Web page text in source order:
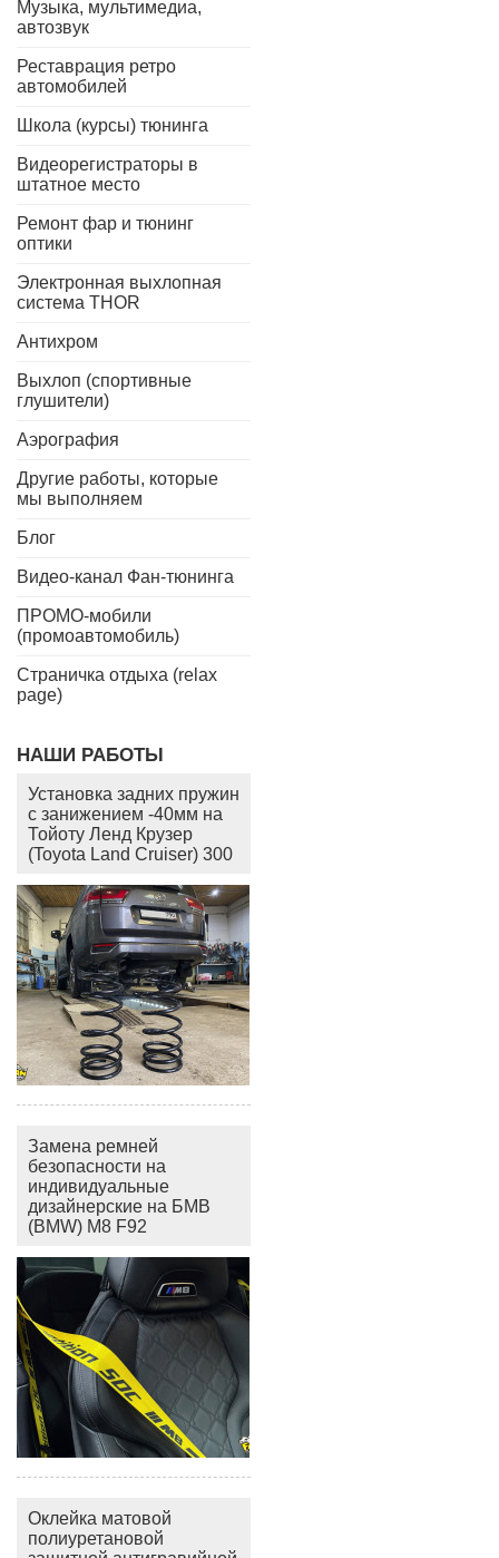
Музыка, мультимедиа,
автозвук
Реставрация ретро
автомобилей
Школа (курсы) тюнинга
Видеорегистраторы в
штатное место
Ремонт фар и тюнинг
оптики
Электронная выхлопная
система THOR
Антихром
Выхлоп (спортивные
глушители)
Аэрография
Другие работы, которые
мы выполняем
Блог
Видео-канал Фан-тюнинга
ПРОМО-мобили
(промоавтомобиль)
Страничка отдыха (relax
page)
НАШИ РАБОТЫ
Установка задних пружин
с занижением -40мм на
Тойоту Ленд Крузер
(Toyota Land Cruiser) 300
Замена ремней
безопасности на
индивидуальные
дизайнерские на БМВ
(BMW) M8 F92
Оклейка матовой
полиуретановой